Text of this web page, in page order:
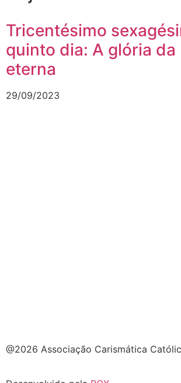
Tricentésimo
quinto dia: A glória da
eterna
29/09/2023
@2026 Associação Carismática